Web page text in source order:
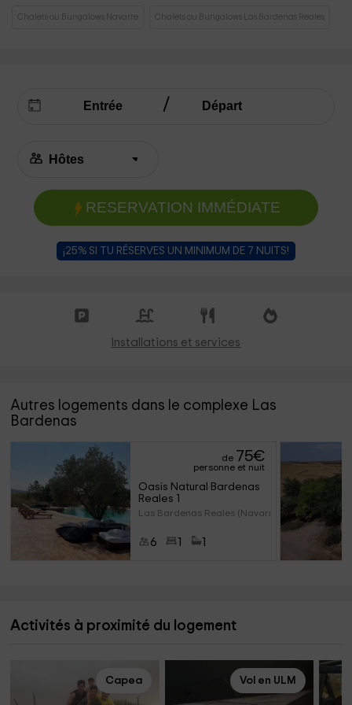
Chalets ou Bungalows Navarre Chalets ou Bungalows Las Bardenas Reales
RESERVATION IMMÉDIATE
¡25% SI TU RÉSERVES UN MINIMUM DE 7 NUITS!
Installations et services
Autres logements dans le complexe Las
Bardenas
de 75€
personne et nuit
Oasis Natural Bardenas
Reales 1
Las Bardenas Reales (Navarre)
6
Activités à proximité du logement
Capea Vol en ULM